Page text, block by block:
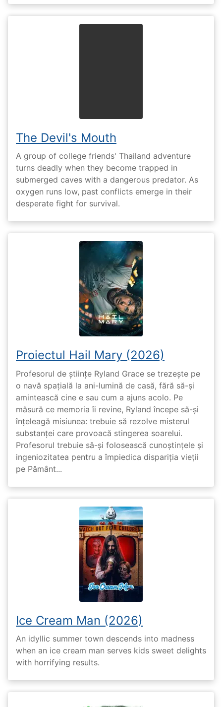
The Devil's Mouth
A group of college friends' Thailand adventure
turns deadly when they become trapped in
submerged caves with a dangerous predator. As
oxygen runs low, past conflicts emerge in their
desperate fight for survival.
Proiectul Hail Mary (2026)
Profesorul de științe Ryland Grace se trezește pe
o navă spațială la ani-lumină de casă, fără să-și
amintească cine e sau cum a ajuns acolo. Pe
măsură ce memoria îi revine, Ryland începe să-și
înțeleagă misiunea: trebuie să rezolve misterul
substanței care provoacă stingerea soarelui.
Profesorul trebuie să-și folosească cunoștințele și
ingeniozitatea pentru a împiedica dispariția vieții
pe Pământ...
Ice Cream Man (2026)
An idyllic summer town descends into madness
when an ice cream man serves kids sweet delights
with horrifying results.